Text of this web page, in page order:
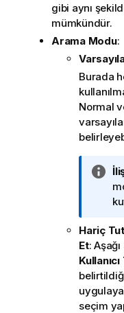
gibi aynı
mümkündür.
Arama Modu:
Burada
Normal
B
i
l
i
n
o
t
u
Hariç
Et:
seçim